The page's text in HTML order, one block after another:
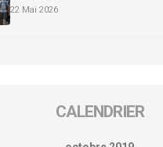
22 Mai 2026
CALENDRIER